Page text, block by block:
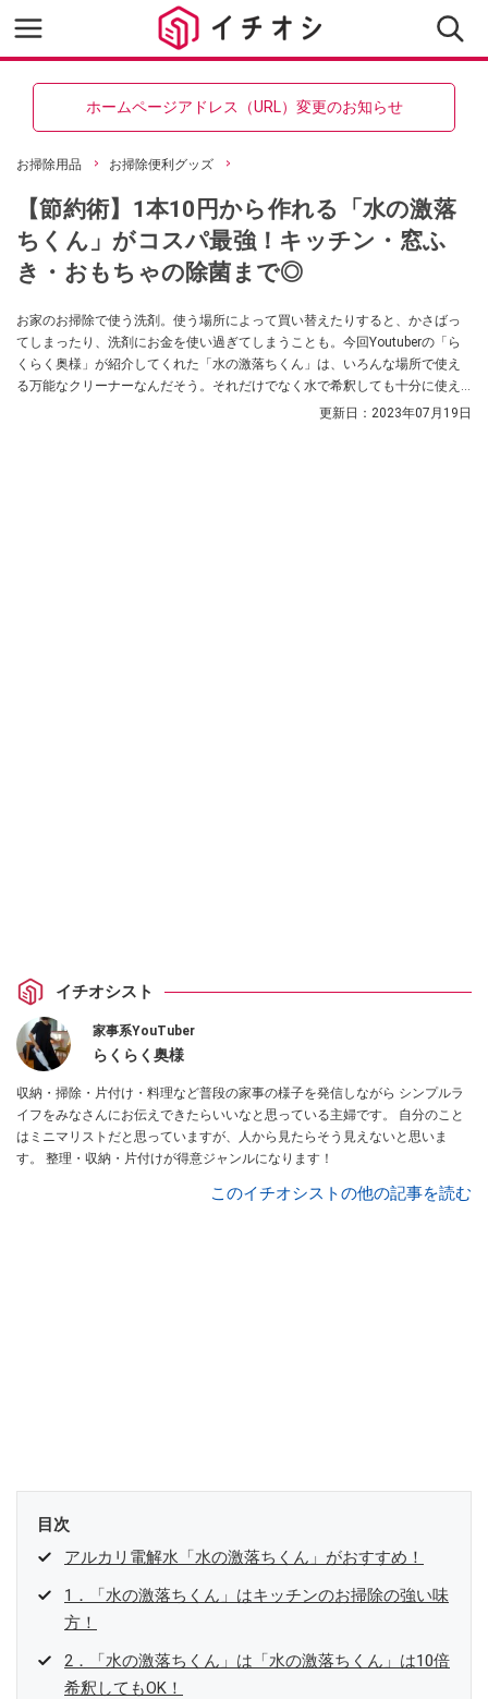
ホームページアドレス（URL）変更のお知らせ
お掃除用品 お掃除便利グッズ
【節約術】1本10円から作れる「水の激落
ちくん」がコスパ最強！キッチン・窓ふ
き・おもちゃの除菌まで◎
お家のお掃除で使う洗剤。使う場所によって買い替えたりすると、かさばっ
てしまったり、洗剤にお金を使い過ぎてしまうことも。今回Youtuberの「ら
くらく奥様」が紹介してくれた「水の激落ちくん」は、いろんな場所で使え
る万能なクリーナーなんだそう。それだけでなく水で希釈しても十分に使え
るので、コスパも良いのだそう。お家の洗剤を見直したい方は必見の内容に
更新日： 2023年07月19日
イチオシスト
家事系YouTuber
らくらく奥様
収納・掃除・片付け・料理など普段の家事の様子を発信しながら シンプルラ
イフをみなさんにお伝えできたらいいなと思っている主婦です。 自分のこと
はミニマリストだと思っていますが、人から見たらそう見えないと思いま
す。 整理・収納・片付けが得意ジャンルになります！
このイチオシストの他の記事を読む
目次
アルカリ電解水「水の激落ちくん」がおすすめ！
1．「水の激落ちくん」はキッチンのお掃除の強い味
方！
2．「水の激落ちくん」は「水の激落ちくん」は10倍
希釈してもOK！